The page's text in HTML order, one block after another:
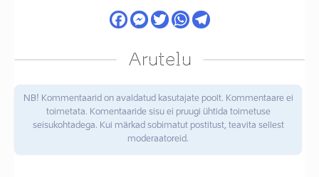
Arutelu
NB! Kommentaarid on avaldatud kasutajate poolt. Kommentaare ei
toimetata. Komentaaride sisu ei pruugi ühtida toimetuse
seisukohtadega. Kui märkad sobimatut postitust, teavita sellest
moderaatoreid.